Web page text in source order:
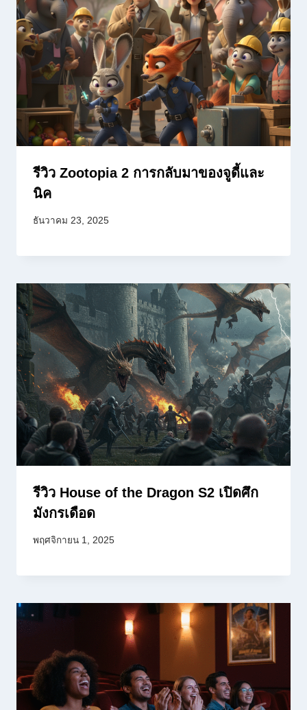
รีวิว Zootopia 2 การกลับมาของจูดี้และ
นิค
ธันวาคม 23, 2025
รีวิว House of the Dragon S2 เปิดศึก
มังกรเดือด
พฤศจิกายน 1, 2025